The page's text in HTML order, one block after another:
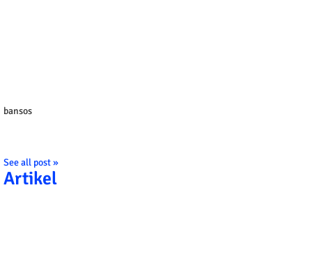
bansos
See all post »
Artikel